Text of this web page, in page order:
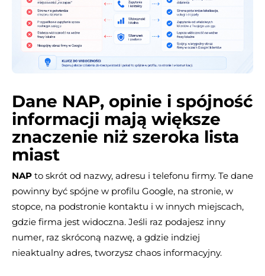
Dane NAP, opinie i spójność
informacji mają większe
znaczenie niż szeroka lista
miast
NAP to skrót od nazwy, adresu i telefonu firmy. Te dane
powinny być spójne w profilu Google, na stronie, w
stopce, na podstronie kontaktu i w innych miejscach,
gdzie firma jest widoczna. Jeśli raz podajesz inny
numer, raz skróconą nazwę, a gdzie indziej
nieaktualny adres, tworzysz chaos informacyjny.